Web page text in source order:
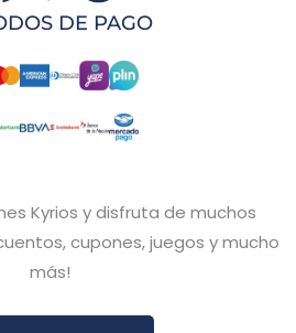
DE PAGO
Kyrios y disfruta de muchos
cupones, juegos y mucho
más!